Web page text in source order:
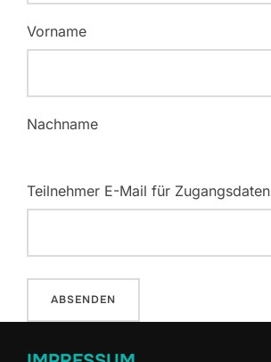
Vorname
Nachname
Teilnehmer E-Mail für Zugangsdaten